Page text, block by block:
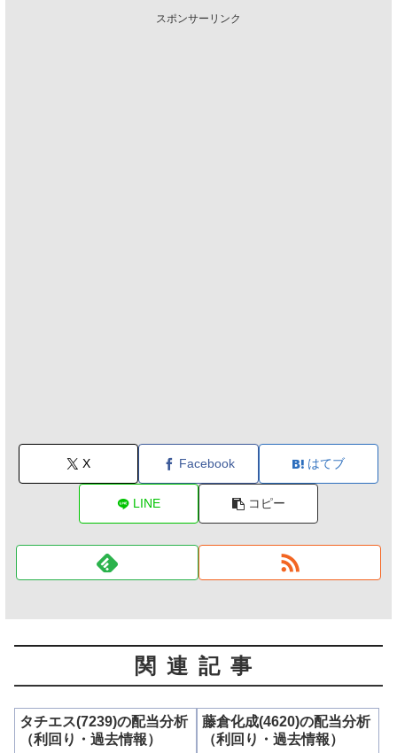
スポンサーリンク
X Facebook はてブ
LINE コピー
関連記事
タチエス(7239)の配当分析
（利回り・過去情報）
藤倉化成(4620)の配当分析
（利回り・過去情報）